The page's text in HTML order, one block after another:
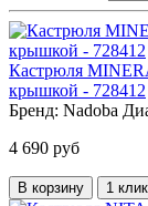
Кастрюля
крышкой - 728412
Бренд: Nadoba
4 690 руб
В корзину 1 клик